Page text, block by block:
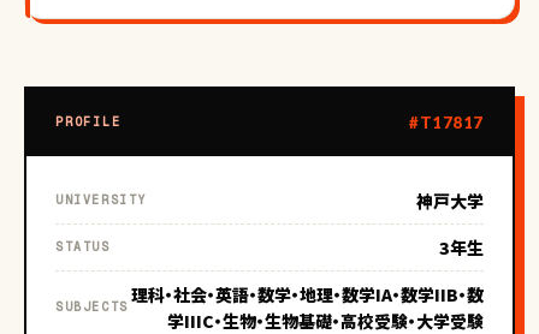
PROFILE #T17817
UNIVERSITY 神戸大学
STATUS 3年生
SUBJECTS
理科・社会・英語・数学・地理・数学IA・数学IIB・数
学IIIC・生物・生物基礎・高校受験・大学受験